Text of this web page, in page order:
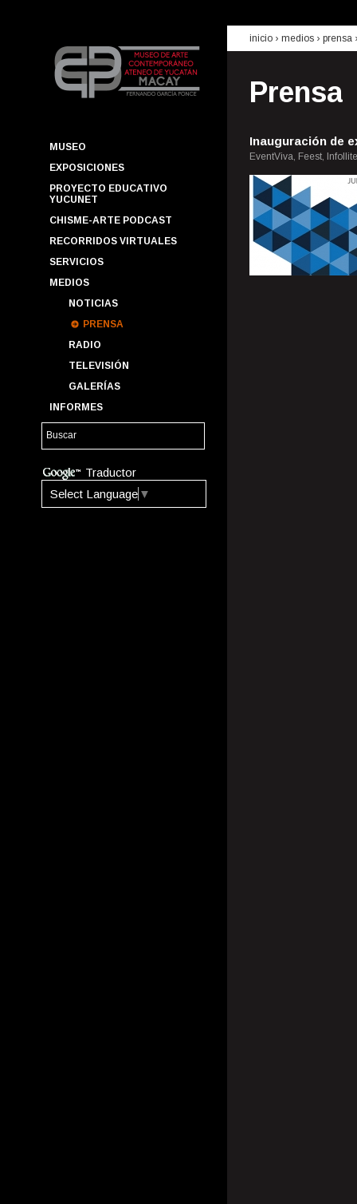
MUSEO
EXPOSICIONES
PROYECTO EDUCATIVO
YUCUNET
CHISME-ARTE PODCAST
RECORRIDOS VIRTUALES
SERVICIOS
MEDIOS
NOTICIAS
PRENSA
RADIO
TELEVISIÓN
GALERÍAS
INFORMES
Traductor
Select Language ▼
inicio › medios › prensa
Prensa
Inauguración de
EventViva, Feest,